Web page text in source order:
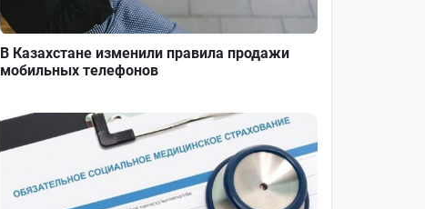
В Казахстане изменили правила продажи
мобильных телефонов